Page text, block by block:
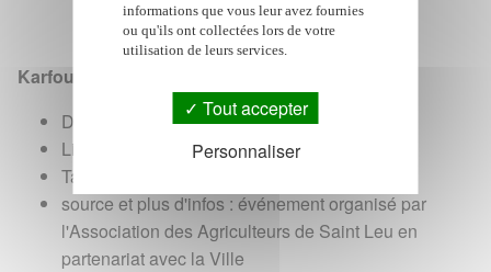
Karfour Agricole en pratique
Date : du 3 au 5 juillet 2026
Lieu : Place du Foirail, Piton Saint-Leu
Tarif : entrée libre et gratuite
source et plus d'infos : événement organisé par
l'Association des Agriculteurs de Saint Leu en
partenariat avec la Ville
informations que vous leur avez fournies
ou qu'ils ont collectées lors de votre
utilisation de leurs services.
Tout accepter
Personnaliser